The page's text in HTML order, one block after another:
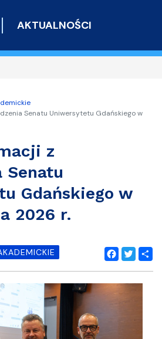
do
AKTUALNOŚCI
Senatu Uniwersytetu Gdańskiego w
z
Senatu
Gdańskiego w
2026 r.
Facebook
Twitter